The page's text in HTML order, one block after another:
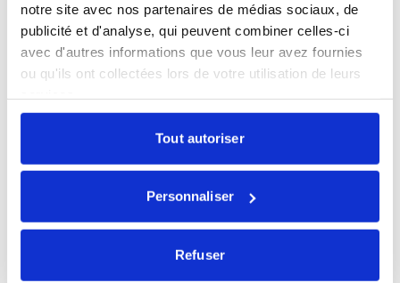
notre site avec nos partenaires de médias sociaux, de
publicité et d'analyse, qui peuvent combiner celles-ci
avec d'autres informations que vous leur avez fournies
ou qu'ils ont collectées lors de votre utilisation de leurs
Tout autoriser
Personnaliser
Refuser
Newsletter trimestrielle
Nos webinaires
Essentiel ! Le magazine ISR & solidaire
Nom